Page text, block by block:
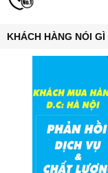
KHÁCH HÀNG NÓI